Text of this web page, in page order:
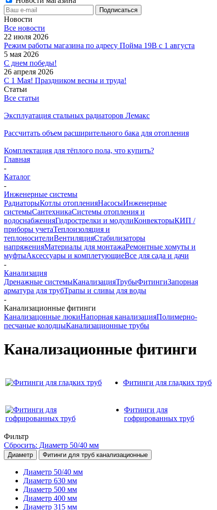
Новости
Все новости
22 июля 2026
Режим работы магазина по адресу Пойма 19В с 1 августа
5 мая 2026
С днем победы!
26 апреля 2026
С 1 Мая! Праздником весны и труда!
Статьи
Все статьи
Эксплуатация стальных радиаторов Лемакс
Рассчитать объем расширительного бака для отопления
Комплектация для тёплого пола, что купить?
Главная
-
Каталог
-
Инженерные системы
РадиаторыКотлы отопленияНасосыИнженерные
системыСантехникаСистемы отопления и
водоснабженияГидрострелки и модулиКонвекторыКИП /
приборы учетаТеплоизоляция и
теплоносителиВентиляцияСтабилизаторы
напряженияМатериалы для монтажаРемонтные хомуты и
муфтыАксессуары и комплетующиеВсе для сада и дачи
-
Канализация
Дренажные системыКанализацияТрубыФитингиЗапорная
арматура для трубТрапы и сливы для воды
-
Канализационные фитинги
Канализацонные люкиНапорная канализацияПолимерно-
песчаные колодцыКанализационные трубы
Канализационные фитинги
Фитинги для гладких труб
Фитинги для
гофрированных труб
Фильтр
Сбросить: Диаметр 50/40 мм
Диаметр Фитинги для труб канализационные
Диаметр 50/40 мм
Диаметр 630 мм
Диаметр 500 мм
Диаметр 400 мм
Диаметр 315 мм